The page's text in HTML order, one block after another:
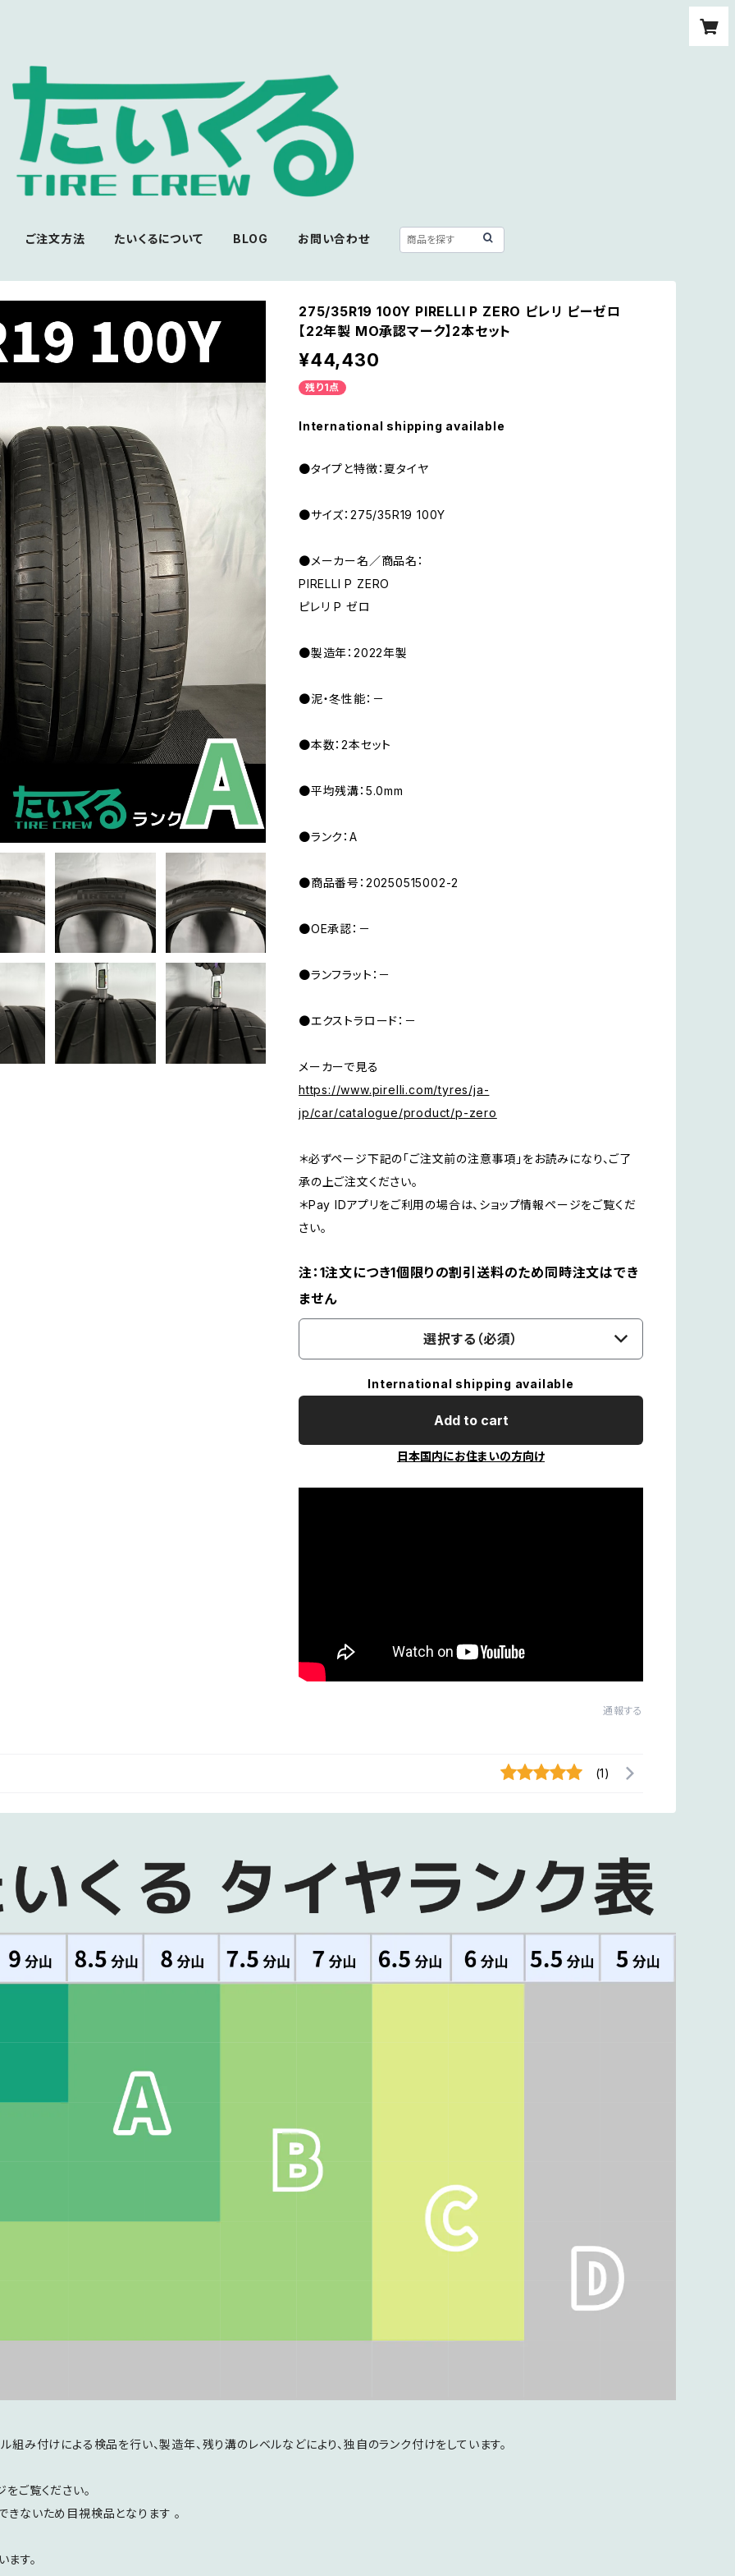
ご注文方法 たいくるについて BLOG お問い合わせ
275/35R19 100Y PIRELLI P ZERO ピレリ ピーゼロ
【22年製 MO承認マーク】2本セット
¥44,430
残り1点
International shipping available
●タイプと特徴：夏タイヤ
●サイズ：275/35R19 100Y
●メーカー名／商品名：
PIRELLI P ZERO
ピレリ P ゼロ
●製造年：2022年製
●泥・冬性能：－
●本数：2本セット
●平均残溝：5.0mm
●ランク：A
●商品番号：20250515002-2
●OE承認：－
●ランフラット：－
●エクストラロード：－
メーカーで見る
https://www.pirelli.com/tyres/ja-
jp/car/catalogue/product/p-zero
＊必ずページ下記の「ご注文前の注意事項」をお読みになり、ご了
承の上ご注文ください。
＊Pay IDアプリをご利用の場合は、ショップ情報ページをご覧くだ
さい。
注：1注文につき1個限りの割引送料のため同時注文はでき
ません
選択する（必須）
International shipping available
Add to cart
日本国内にお住まいの方向け
通報する
(1)
組み付けによる検品を行い、製造年、残り溝のレベルなどにより、独自のランク付けをしています。
ご覧ください。
きないため目視検品となります 。
す。